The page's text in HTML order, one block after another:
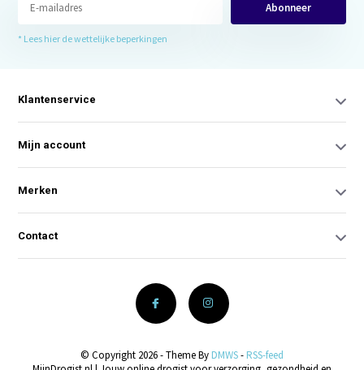
Abonneer
* Lees hier de wettelijke beperkingen
Klantenservice
Mijn account
Merken
Contact
© Copyright 2026 - Theme By DMWS- RSS-feed